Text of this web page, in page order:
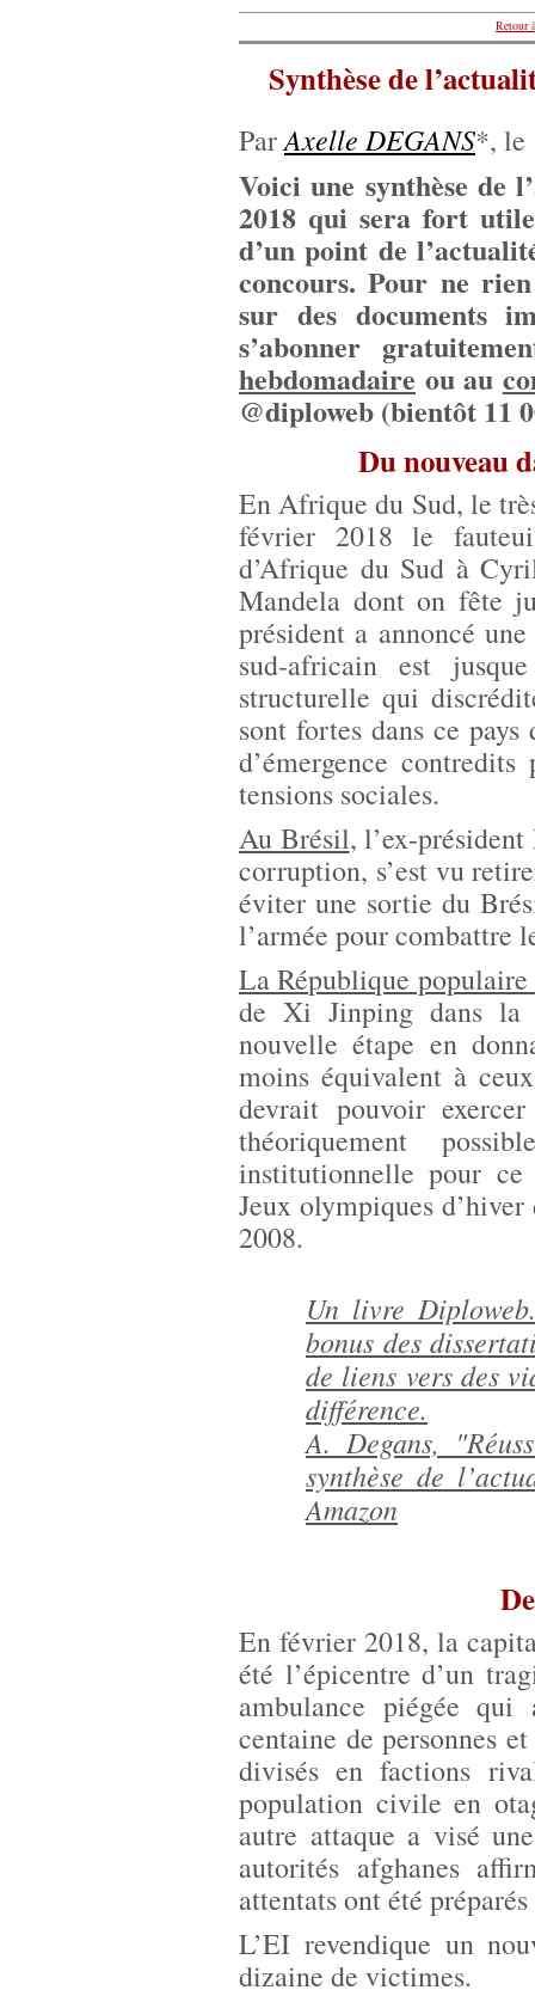
Retour
Synthèse de
ParAxelle DEGANS*, le
Voici une synthèse de
2018 qui sera fort
d’un point de
concours. Pour ne
sur des documents
s’abonner
hebdomadaire ou au
@diploweb (bientôt 11
Du nouveau
En Afrique du Sud, le
février 2018 le
d’Afrique du Sud à
Mandela dont on fête
président a annoncé
sud-africain est
structurelle qui
sont fortes dans ce
d’émergence
tensions sociales.
Au Brésil, l’ex-
corruption, s’est vu
éviter une sortie du
l’armée pour combattre
La République
de Xi Jinping dans la
nouvelle étape en
moins équivalent à
devrait pouvoir
théoriquement
institutionnelle pour
Jeux olympiques d’hiver
2008.
Un livre
bonus des
de liens vers des
différence.
A. Degans,
synthèse de
Amazon
En février 2018, la
été l’épicentre d’un
ambulance piégée
centaine de personnes
divisés en factions
population civile en
autre attaque a visé
autorités afghanes
attentats ont été
L’EI revendique un
dizaine de victimes.